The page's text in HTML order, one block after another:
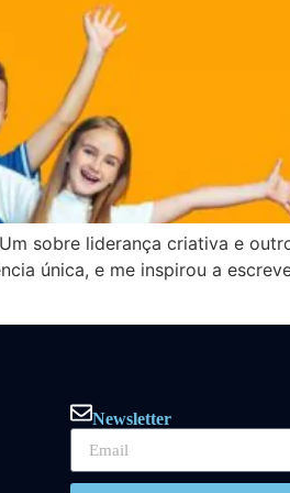
sobre liderança criativa e
única, e me inspirou a
Newsletter